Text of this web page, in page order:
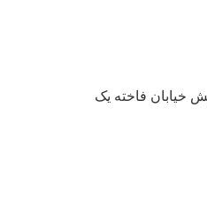
خیابان فاخته یک